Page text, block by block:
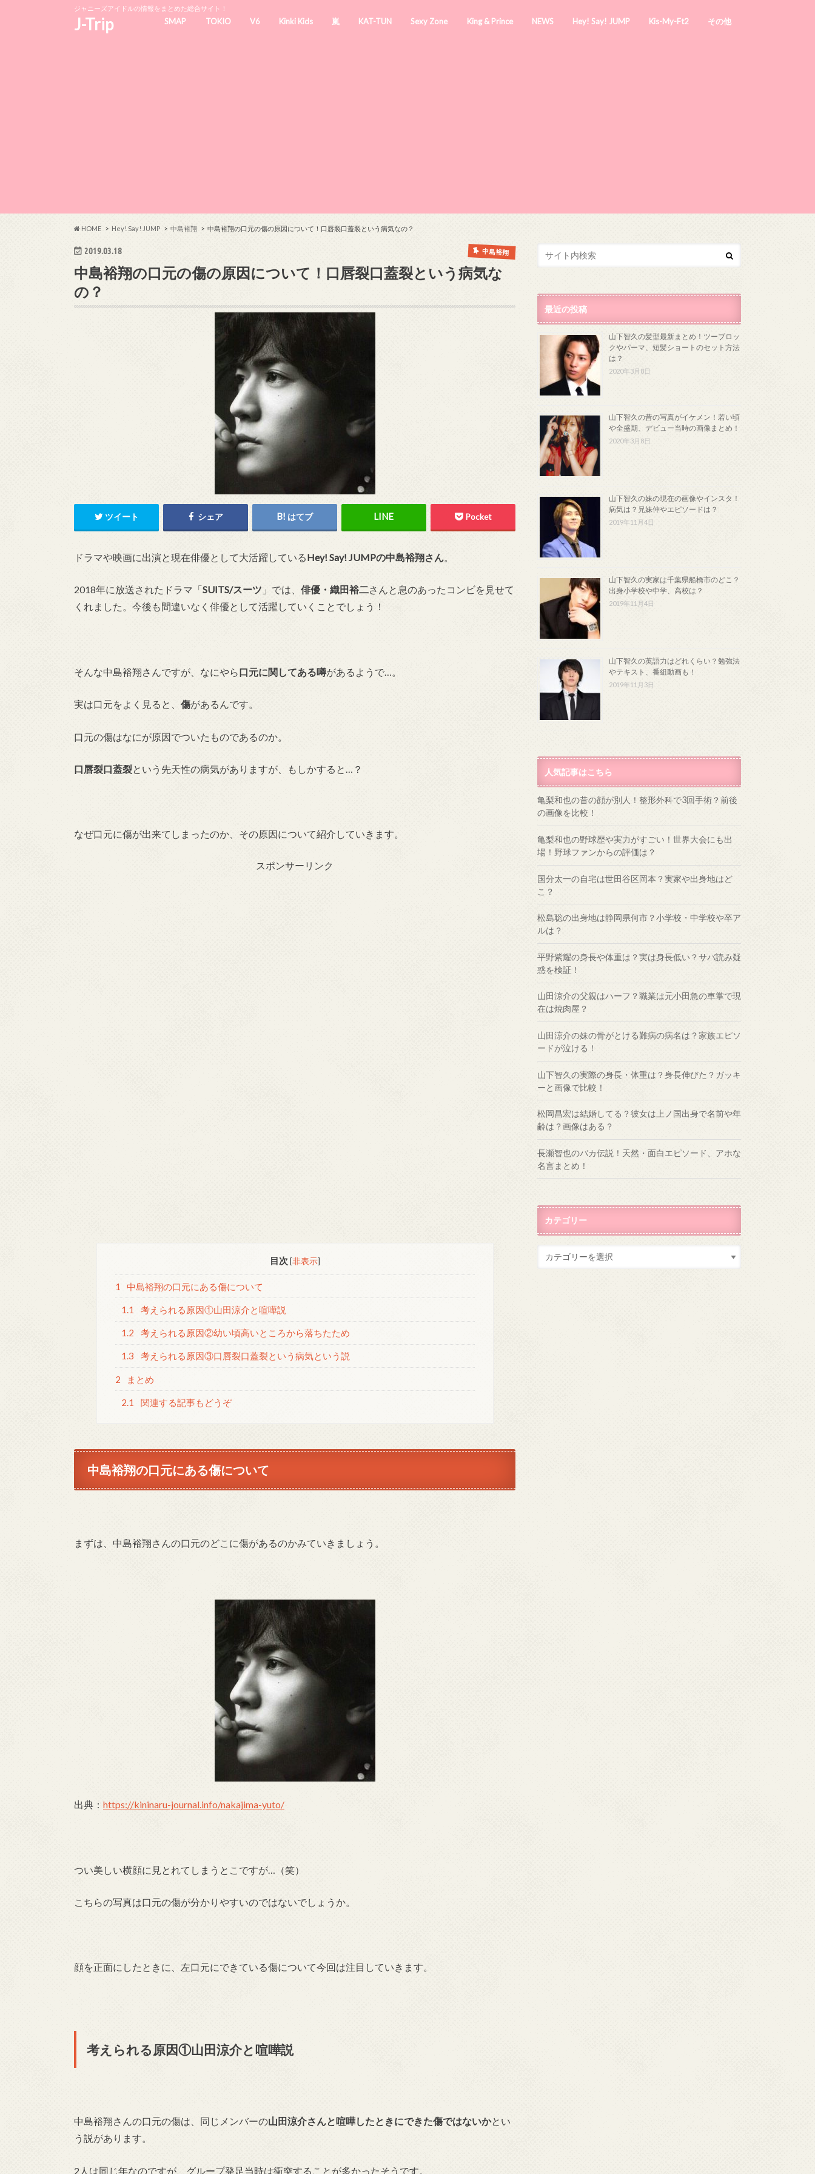
ジャニーズアイドルの情報をまとめた総合サイト！
J-Trip SMAP TOKIO V6 Kinki Kids 嵐 KAT-TUN Sexy Zone King & Prince NEWS Hey! Say! JUMP Kis-My-Ft2 その他
HOME Hey! Say! JUMP 中島裕翔 中島裕翔の口元の傷の原因について！口唇裂口蓋裂という病気なの？
2019.03.18 中島裕翔
中島裕翔の口元の傷の原因について！口唇裂口蓋裂という病気な
の？
ツイート シェア はてブ Pocket
ドラマや映画に出演と現在俳優として大活躍しているHey! Say! JUMPの中島裕翔さん
2018年に放送されたドラマ「SUITS/スーツ 」では、 俳優・織田裕二さんと息のあったコンビを見せて
くれました。今後も間違いなく俳優として活躍していくことでしょう！
そんな中島裕翔さんですが、なにやら口元に関してある噂があるようで…。
実は口元をよく見ると、 傷があるんです。
口元の傷はなにが原因でついたものであるのか。
口唇裂口蓋裂という先天性の病気がありますが、もしかすると…？
なぜ口元に傷が出来てしまったのか、その原因について紹介していきます。
スポンサーリンク
目次 [非表示]
1 中島裕翔の口元にある傷について
1.1 考えられる原因①山田涼介と喧嘩説
1.2 考えられる原因②幼い頃高いところから落ちたため
1.3 考えられる原因③口唇裂口蓋裂という病気という説
2 まとめ
2.1 関連する記事もどうぞ
中島裕翔の口元にある傷について
まずは、中島裕翔さんの口元のどこに傷があるのかみていきましょう。
出典： https://kininaru-journal.info/nakajima-yuto/
つい美しい横顔に見とれてしまうとこですが…（笑）
こちらの写真は口元の傷が分かりやすいのではないでしょうか。
顔を正面にしたときに、左口元にできている傷について今回は注目していきます。
考えられる原因①山田涼介と喧嘩説
中島裕翔さんの口元の傷は、同じメンバーの山田涼介さんと喧嘩したときにできた傷ではないかとい
う説があります。
2人は同じ年なのですが、グループ発足当時は衝突することが多かったそうです。
最近の投稿
山下智久の髪型最新まとめ！ツーブロッ
クやパーマ、短髪ショートのセット方法
は？
2020年3月8日
山下智久の昔の写真がイケメン！若い頃
や全盛期、デビュー当時の画像まとめ！
2020年3月8日
山下智久の妹の現在の画像やインスタ！
病気は？兄妹仲やエピソードは？
2019年11月4日
山下智久の実家は千葉県船橋市のどこ？
出身小学校や中学、高校は？
2019年11月4日
山下智久の英語力はどれくらい？勉強法
やテキスト、番組動画も！
2019年11月3日
人気記事はこちら
亀梨和也の昔の顔が別人！整形外科で3回手術？前後
の画像を比較！
亀梨和也の野球歴や実力がすごい！世界大会にも出
場！野球ファンからの評価は？
国分太一の自宅は世田谷区岡本？実家や出身地はど
こ？
松島聡の出身地は静岡県何市？小学校・中学校や卒ア
ルは？
平野紫耀の身長や体重は？実は身長低い？サバ読み疑
惑を検証！
山田涼介の父親はハーフ？職業は元小田急の車掌で現
在は焼肉屋？
山田涼介の妹の骨がとける難病の病名は？家族エピソ
ードが泣ける！
山下智久の実際の身長・体重は？身長伸びた？ガッキ
ーと画像で比較！
松岡昌宏は結婚してる？彼女は上ノ国出身で名前や年
齢は？画像はある？
長瀬智也のバカ伝説！天然・面白エピソード、アホな
名言まとめ！
カテゴリー